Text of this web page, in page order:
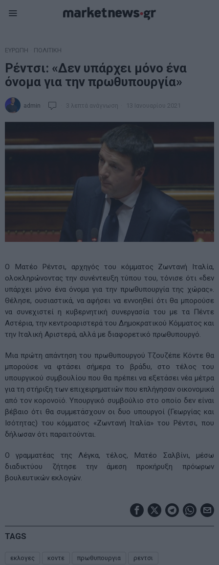
ΕΥΡΩΠΗ ΠΟΛΙΤΙΚΗ
Ρέντσι: «Δεν υπάρχει μόνο ένα
όνομα για την πρωθυπουργία»
admin 3 λεπτά ανάγνωση 13 Ιανουαρίου 2021
Ο Ματέο Ρέντσι, αρχηγός του κόμματος Ζωντανή Ιταλία,
ολοκληρώνοντας την συνέντευξη τύπου του, τόνισε ότι «δεν
υπάρχει μόνο ένα όνομα για την πρωθυπουργία της χώρας».
Θέλησε, ουσιαστικά, να αφήσει να εννοηθεί ότι θα μπορούσε
να συνεχιστεί η κυβερνητική συνεργασία του με τα Πέντε
Αστέρια, την κεντροαριστερά του Δημοκρατικού Κόμματος και
την Ιταλική Αριστερά, αλλά με διαφορετικό πρωθυπουργό.
Μια πρώτη απάντηση του πρωθυπουργού Τζουζέπε Κόντε θα
μπορούσε να φτάσει σήμερα το βράδυ, στο τέλος του
υπουργικού συμβουλίου που θα πρέπει να εξετάσει νέα μέτρα
για τη στήριξη των επιχειρηματιών που επλήγησαν οικονομικά
από τον κορονοϊό. Υπουργικό συμβούλιο στο οποίο δεν είναι
βέβαιο ότι θα συμμετάσχουν οι δυο υπουργοί (Γεωργίας και
Ισότητας) του κόμματος «Ζωντανή Ιταλία» του Ρέντσι, που
δήλωσαν ότι παραιτούνται.
Ο γραμματέας της Λέγκα, τέλος, Ματέο Σαλβίνι, μέσω
διαδικτύου ζήτησε την άμεση προκήρυξη πρόωρων
βουλευτικών εκλογών.
TAGS
εκλογες κοντε πρωθυπουργια ρεντσι